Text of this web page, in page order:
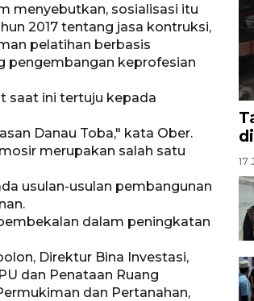
menyebutkan, sosialisasi itu
2017 tentang jasa kontruksi,
pelatihan berbasis
pengembangan keprofesian
saat ini tertuju kepada
Danau Toba," kata Ober.
merupakan salah satu
usulan-usulan pembangunan
dalam peningkatan
Direktur Bina Investasi,
dan Penataan Ruang
dan Pertanahan,
17